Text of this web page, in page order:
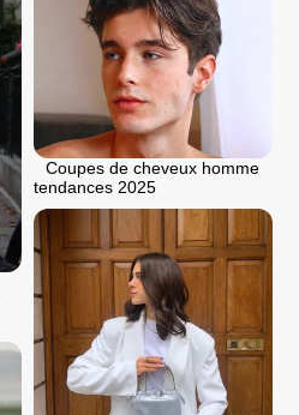
Coupes de cheveux homme
tendances 2025